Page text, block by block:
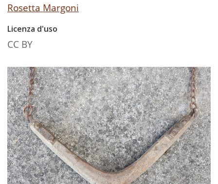
Rosetta Margoni
Licenza d'uso
CC BY